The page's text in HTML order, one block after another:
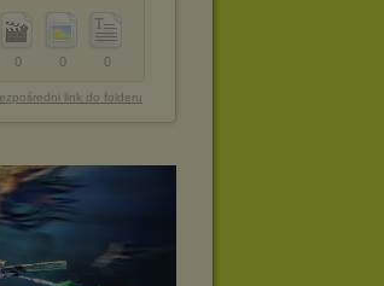
0
0
0
link do folderu